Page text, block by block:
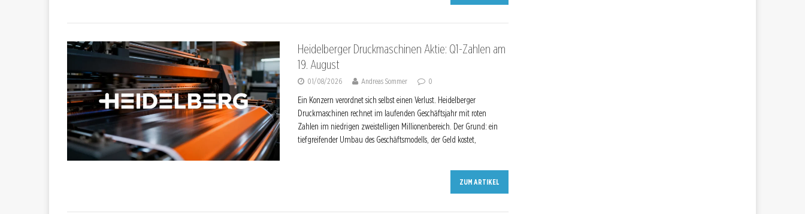
Heidelberger Druckmaschinen Aktie: Q1-Zahlen am
19. August
01/08/2026 Andreas Sommer 0
Ein Konzern verordnet sich selbst einen Verlust. Heidelberger
Druckmaschinen rechnet im laufenden Geschäftsjahr mit roten
Zahlen im niedrigen zweistelligen Millionenbereich. Der Grund: ein
tiefgreifender Umbau des Geschäftsmodells, der Geld kostet,
ZUM ARTIKEL